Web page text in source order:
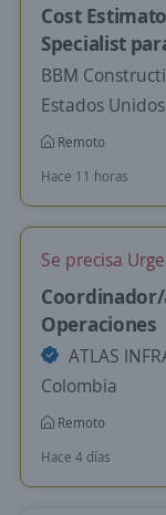
Cost
Specialist
BBM
Estados Unidos
Remoto
Hace 11 horas
Se precisa
Operaciones
ATLAS
Colombia
Remoto
Hace 4 días